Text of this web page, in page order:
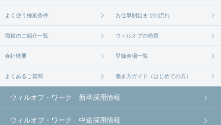
よく使う検索条件 お仕事開始までの流れ
職種のご紹介一覧 ウィルオブの特長
会社概要 登録会場一覧
よくあるご質問 働き方ガイド（はじめての方）
ウィルオブ・ワーク 新卒採用情報
ウィルオブ・ワーク 中途採用情報